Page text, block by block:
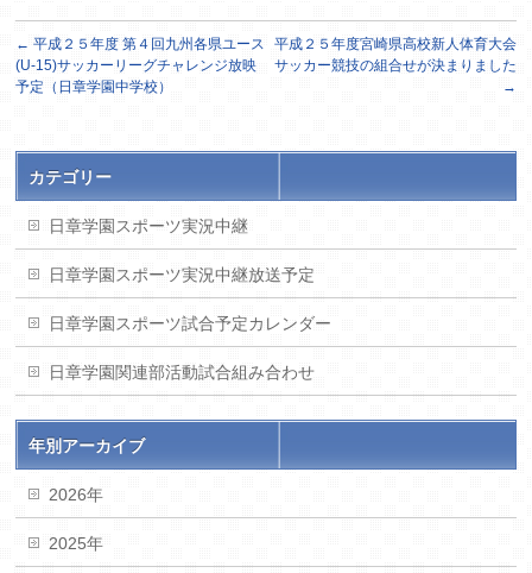
← 平成２５年度 第４回九州各県ユース
(U-15)サッカーリーグチャレンジ放映
予定（日章学園中学校）
平成２５年度宮崎県高校新人体育大会
サッカー競技の組合せが決まりました
→
カテゴリー
日章学園スポーツ実況中継
日章学園スポーツ実況中継放送予定
日章学園スポーツ試合予定カレンダー
日章学園関連部活動試合組み合わせ
年別アーカイブ
2026年
2025年